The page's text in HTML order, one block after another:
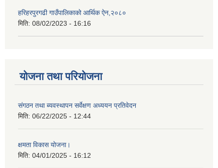
हरिहरपुरगढी गाउँपालिकाको आर्थिक ऐन,२०८०
मिति: 08/02/2023 - 16:16
योजना तथा परियोजना
संगठन तथा ब्यवस्थापन सर्वेक्षण अध्ययन प्रतिवेदन
मिति: 06/22/2025 - 12:44
क्षमता विकास योजना।
मिति: 04/01/2025 - 16:12